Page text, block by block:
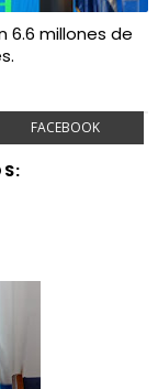
6.6 millones de
FACEBOOK